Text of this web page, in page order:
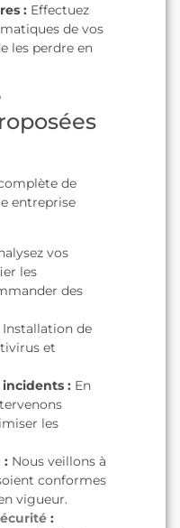
: Effectuez
de vos
les perdre en
de
entreprise
vos
les
des
Installation de
et
incidents : En
les
: Nous veillons à
conformes
vigueur.
: